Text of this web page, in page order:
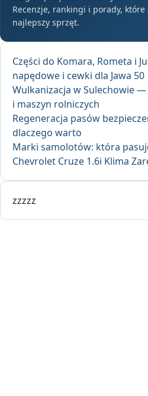
Recenzje, rankingi i porady,
najlepszy sprzęt.
Części do Komara, Rometa i
napędowe i cewki dla Jawa 50
Wulkanizacja w Sulechowie
i maszyn rolniczych
Regeneracja pasów
dlaczego warto
Marki samolotów: która
Chevrolet Cruze 1.6i Klima
zzzzz